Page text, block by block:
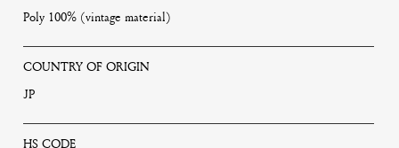
Poly 100% (vintage material)
COUNTRY OF ORIGIN
JP
HS CODE